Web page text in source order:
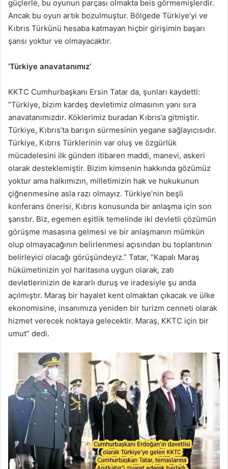
güçlerle, bu oyunun parçası olmakta beis görmemişlerdir.
Ancak bu oyun artık bozulmuştur. Bölgede Türkiye’yi ve
Kıbrıs Türkünü hesaba katmayan hiçbir girişimin başarı
şansı yoktur ve olmayacaktır.
‘Türkiye anavatanımız’
KKTC Cumhurbaşkanı Ersin Tatar da, şunları kaydetti:
“Türkiye, bizim kardeş devletimiz olmasının yanı sıra
anavatanımızdır. Köklerimiz buradan Kıbrıs’a gitmiştir.
Türkiye, Kıbrıs’ta barışın sürmesinin yegane sağlayıcısıdır.
Türkiye, Kıbrıs Türklerinin var oluş ve özgürlük
mücadelesini ilk günden itibaren maddi, manevi, askeri
olarak desteklemiştir. Bizim kimsenin hakkında gözümüz
yoktur ama halkımızın, milletimizin hak ve hukukunun
çiğnenmesine asla razı olmayız. Türkiye’nin beşli
konferans önerisi, Kıbrıs konusunda bir anlaşma için son
şanstır. Biz, egemen eşitlik temelinde iki devletli çözümün
görüşme masasına gelmesi ve bir anlaşmanın mümkün
olup olmayacağının belirlenmesi açısından bu toplantının
belirleyici olacağı görüşündeyiz.” Tatar, “Kapalı Maraş
hükümetinizin yol haritasına uygun olarak, zatı
devletlerinizin de kararlı duruş ve iradesiyle şu anda
açılmıştır. Maraş bir hayalet kent olmaktan çıkacak ve ülke
ekonomisine, insanımıza yeniden bir turizm cenneti olarak
hizmet verecek noktaya gelecektir. Maraş, KKTC için bir
umut” dedi.